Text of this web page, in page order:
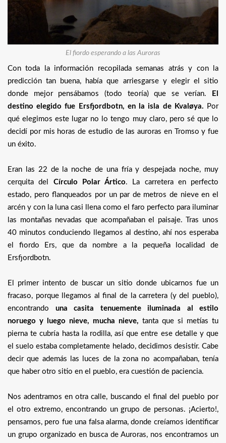
El fiordo esperando a las Auroras
Con toda la información recopilada semanas atrás y con la
predicción tan buena, había que arriesgarse y elegir el sitio
donde mejor pensábamos (todo teoría) que se verían.
El
destino elegido fue Ersfjordbotn, en la isla de Kvaløya. Por
qué elegimos este lugar no lo tengo muy claro, pero sé que lo
decidí por mis horas de estudio de las auroras en Tromso y fue
un éxito.
Eran las 22 de la noche de una fría y despejada noche, muy
cerquita del Círculo Polar Ártico. La carretera en perfecto
estado, pero flanqueados por un par de metros de nieve en el
arcén y con la luna casi llena como el faro perfecto para iluminar
las montañas nevadas que acompañaban el paisaje. Tras unos
40 minutos conduciendo llegamos al destino, ahí nos esperaba
el fiordo Ers, que da nombre a la pequeña localidad de
Ersfjordbotn.
El primer intento de buscar un sitio donde ubicarnos fue un
fracaso, porque llegamos al final de la carretera (y del pueblo),
encontrando una casita tenuemente iluminada al estilo
noruego y luego nieve, mucha nieve, tanta que si metías tu
pierna te cubría hasta la rodilla, así que entre ese detalle y que
el suelo estaba completamente helado, decidimos desistir. Cabe
decir que además las luces de la zona no acompañaban, tenía
que haber otro sitio en el pueblo, era cuestión de paciencia.
Nos adentramos en otra calle, buscando el final del pueblo por
el otro extremo, encontrando un grupo de personas. ¡Acierto!,
pensamos, pero fue una falsa alarma, donde creíamos identificar
un grupo organizado en busca de Auroras, nos encontramos un